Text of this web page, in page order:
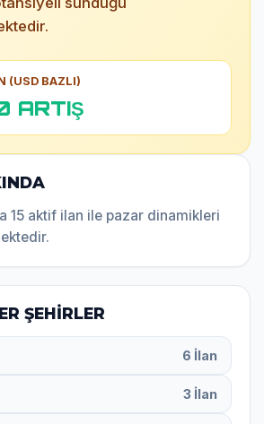
(USD BAZLI)
ARTIŞ
15 aktif ilan ile pazar dinamikleri
ŞEHİRLER
6 İlan
3 İlan